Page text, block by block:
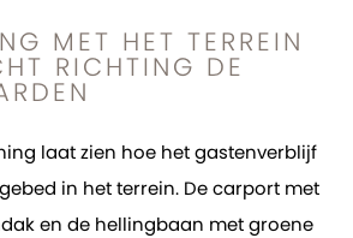
MET HET TERREIN
RICHTING DE
laat zien hoe het gastenverblijf
in het terrein. De carport met
en de hellingbaan met groene